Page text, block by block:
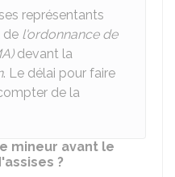
représentants
de l'ordonnance de
devant la
. Le délai pour faire
de la
mineur avant le
?